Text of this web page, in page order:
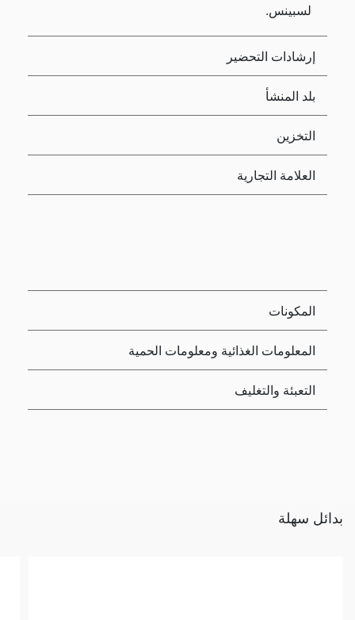
لسبينس.
إرشادات التحضير
بلد المنشأ
التخزين
العلامة التجارية
المكونات
المعلومات الغذائية ومعلومات الحمية
التعبئة والتغليف
بدائل سهلة